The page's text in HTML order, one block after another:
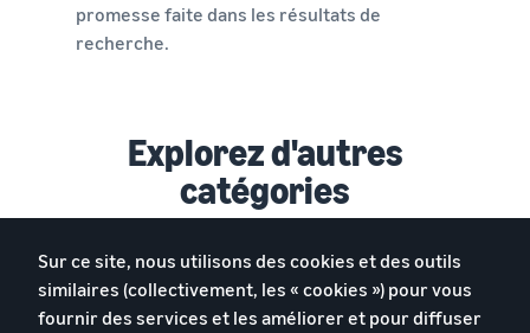
promesse faite dans les résultats de
recherche.
Explorez d'autres
catégories
Sur ce site, nous utilisons des cookies et des outils
similaires (collectivement, les « cookies ») pour vous
fournir des services et les améliorer et pour diffuser